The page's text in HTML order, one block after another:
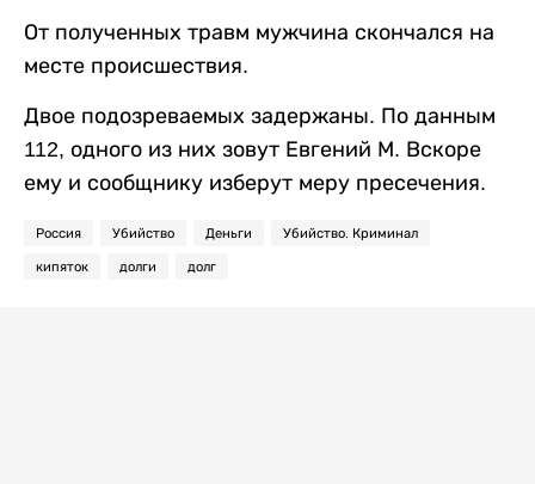
От полученных травм мужчина скончался на
месте происшествия.
Двое подозреваемых задержаны. По данным
112, одного из них зовут Евгений М. Вскоре
ему и сообщнику изберут меру пресечения.
Россия Убийство Деньги Убийство. Криминал
кипяток долги долг